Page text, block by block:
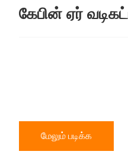
கேபின் ஏர்
மேலும் படிக்க